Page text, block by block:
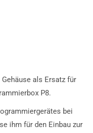
als Ersatz für
P8.
bei
ihm für den Einbau zur